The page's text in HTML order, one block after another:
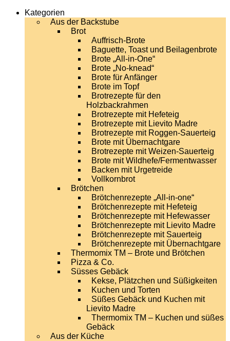
Kategorien
Aus der Backstube
Brot
Auffrisch-Brote
Baguette, Toast und Beilagenbrote
Brote „All-in-One“
Brote „No-knead“
Brote für Anfänger
Brote im Topf
Brotrezepte für den
Holzbackrahmen
Brotrezepte mit Hefeteig
Brotrezepte mit Lievito Madre
Brotrezepte mit Roggen-Sauerteig
Brote mit Übernachtgare
Brotrezepte mit Weizen-Sauerteig
Brote mit Wildhefe/Fermentwasser
Backen mit Urgetreide
Vollkornbrot
Brötchen
Brötchenrezepte „All-in-one“
Brötchenrezepte mit Hefeteig
Brötchenrezepte mit Hefewasser
Brötchenrezepte mit Lievito Madre
Brötchenrezepte mit Sauerteig
Brötchenrezepte mit Übernachtgare
Thermomix TM – Brote und Brötchen
Pizza & Co.
Süsses Gebäck
Kekse, Plätzchen und Süßigkeiten
Kuchen und Torten
Süßes Gebäck und Kuchen mit
Lievito Madre
Thermomix TM – Kuchen und süßes
Gebäck
Aus der Küche